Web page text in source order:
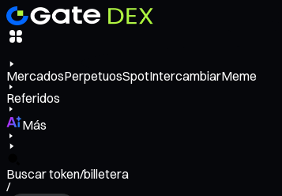
MercadosPerpetuosSpotIntercambiarMeme
Referidos
Más
Buscar token/billetera
/